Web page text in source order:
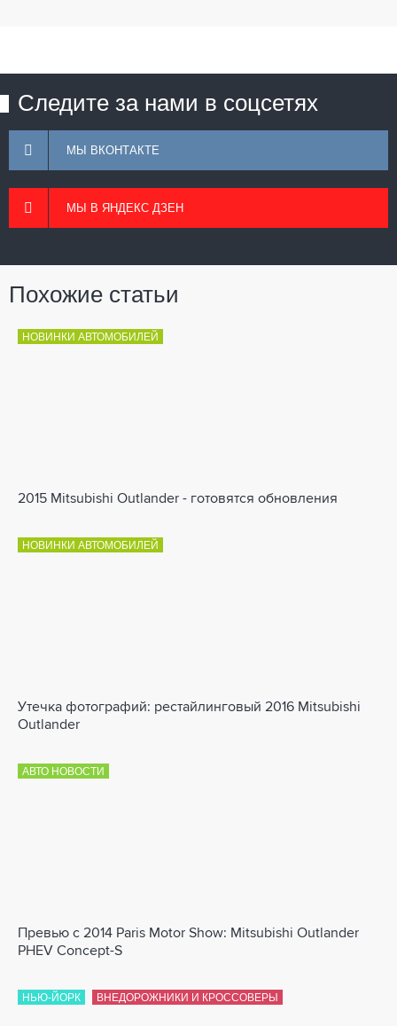
Следите за нами в соцсетях
МЫ ВКОНТАКТЕ
МЫ В ЯНДЕКС ДЗЕН
Похожие статьи
НОВИНКИ АВТОМОБИЛЕЙ
2015 Mitsubishi Outlander - готовятся обновления
НОВИНКИ АВТОМОБИЛЕЙ
Утечка фотографий: рестайлинговый 2016 Mitsubishi
Outlander
АВТО НОВОСТИ
Превью с 2014 Paris Motor Show: Mitsubishi Outlander
PHEV Concept-S
НЬЮ-ЙОРК ВНЕДОРОЖНИКИ И КРОССОВЕРЫ